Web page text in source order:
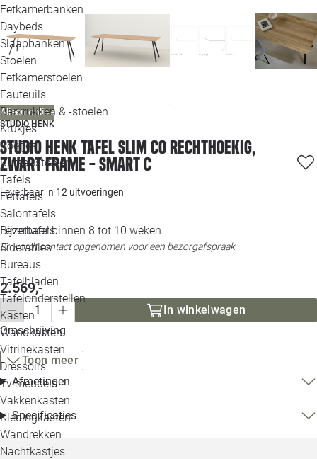
Eetkamerbanken
Daybeds
Slaapbanken
Stoelen
Eetkamerstoelen
Fauteuils
Barkrukken & -stoelen
Krukjes
Poefjes
Bureaustoelen
Tafels
Eettafels
Salontafels
Bijzettafels
Sidetables
Bureaus
Tafelbladen
Tafelonderstellen
Kasten
Wandkasten
Vitrinekasten
Dressoirs
Tv meubels
Vakkenkasten
Kledingkasten
Wandrekken
Nachtkastjes
Alleen online
STUDIO HENK
Studio HENK tafel Slim Co Rechthoekig,
zwart frame - Smart C
Leverbaar in 12 uitvoeringen
Leverbaar binnen 8 tot 10 weken
Er wordt contact opgenomen voor een bezorgafspraak
2.569,-
In winkelwagen
Omschrijving
Toon meer
Afmetingen
Specificaties